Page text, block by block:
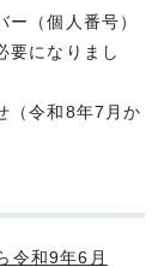
（個人番号）
要になりまし
（令和8年7月か
令和9年6月